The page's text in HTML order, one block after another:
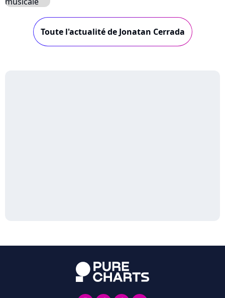
Toute l'actualité de Jonatan Cerrada